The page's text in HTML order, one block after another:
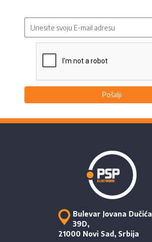
Pošalji
Bulevar Jovana Dučića
39D,
21000 Novi Sad, Srbija